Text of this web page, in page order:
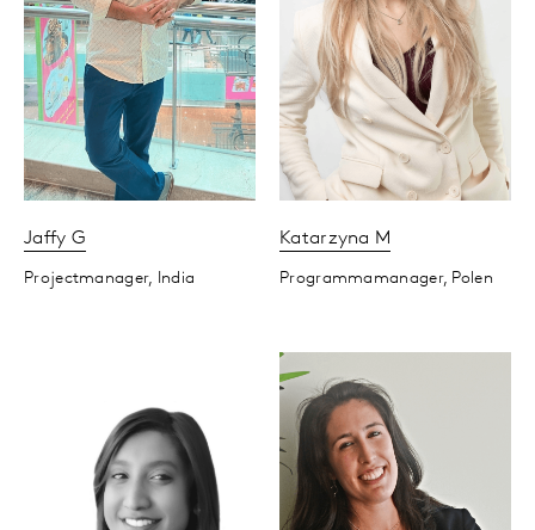
Jaffy G
Projectmanager, India
Katarzyna M
Programmamanager, Polen